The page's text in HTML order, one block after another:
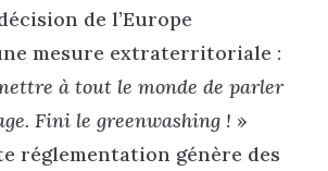
de l’Europe
mesure extraterritoriale :
à tout le monde de parler
Fini le greenwashing ! »
réglementation génère des